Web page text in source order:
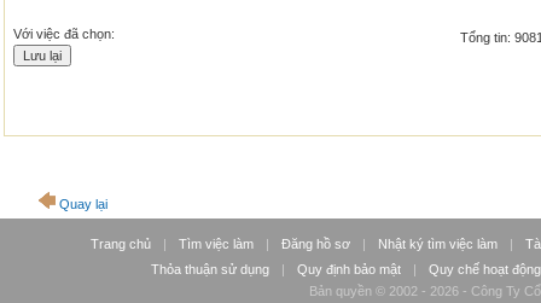
Với việc đã chọn: Tổng tin:
Quay lại
Trang chủ | Tìm việc làm | Đăng hồ sơ | Nhật ký tìm việc làm |
Thỏa thuận sử dụng
| Quy định bảo mật |
Quy chế hoạt động
Bản quyền © 2002 - 2026 - Công Ty